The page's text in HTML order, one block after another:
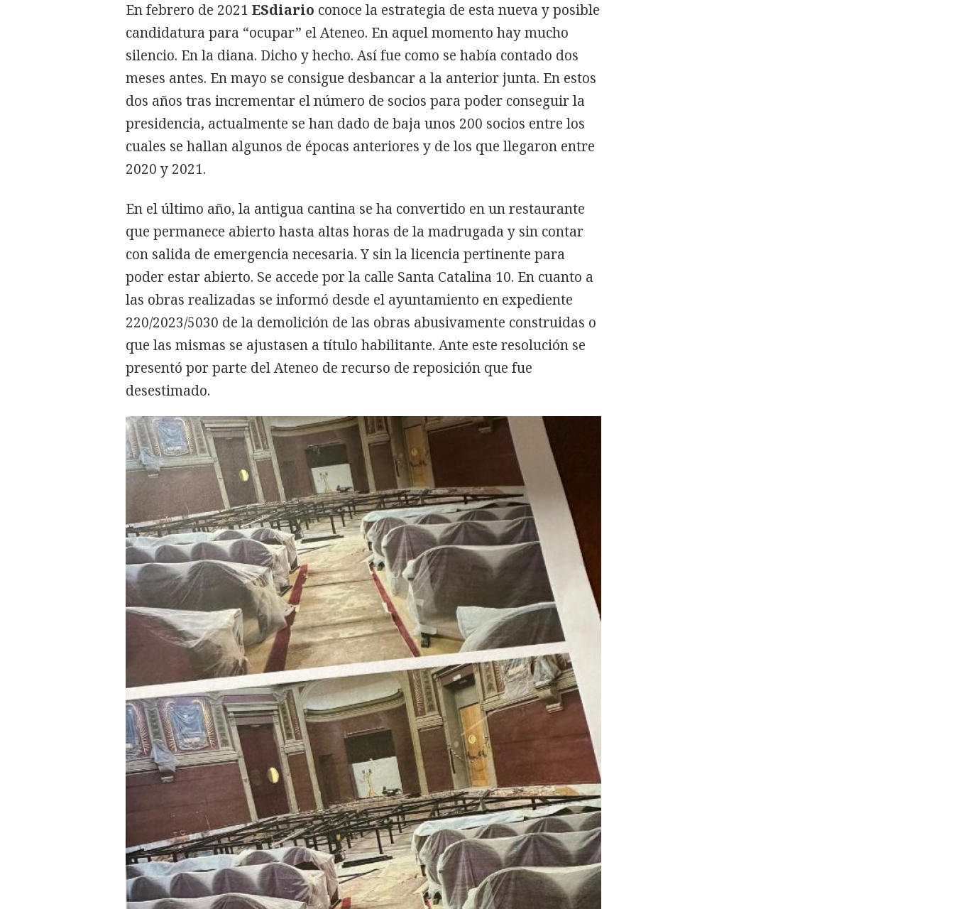
En febrero de 2021 ESdiario conoce la estrategia de esta nueva y posible
candidatura para “ocupar” el Ateneo. En aquel momento hay mucho
silencio. En la diana. Dicho y hecho. Así fue como se había contado dos
meses antes. En mayo se consigue desbancar a la anterior junta. En estos
dos años tras incrementar el número de socios para poder conseguir la
presidencia, actualmente se han dado de baja unos 200 socios entre los
cuales se hallan algunos de épocas anteriores y de los que llegaron entre
2020 y 2021.
En el último año, la antigua cantina se ha convertido en un restaurante
que permanece abierto hasta altas horas de la madrugada y sin contar
con salida de emergencia necesaria. Y sin la licencia pertinente para
poder estar abierto. Se accede por la calle Santa Catalina 10. En cuanto a
las obras realizadas se informó desde el ayuntamiento en expediente
220/2023/5030 de la demolición de las obras abusivamente construidas o
que las mismas se ajustasen a título habilitante. Ante este resolución se
presentó por parte del Ateneo de recurso de reposición que fue
desestimado.